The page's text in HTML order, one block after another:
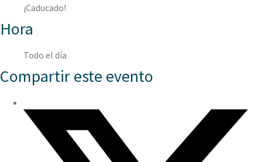
¡Caducado!
Hora
Todo el día
Compartir este evento